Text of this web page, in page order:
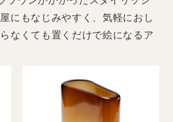
にもなじみやすく、気軽におし
なくても置くだけで絵になるア